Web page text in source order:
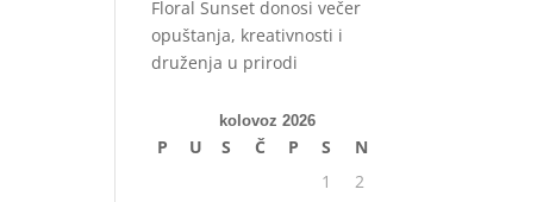
Floral Sunset donosi večer
opuštanja, kreativnosti i
druženja u prirodi
kolovoz 2026
P U S Č P S
N
1
2